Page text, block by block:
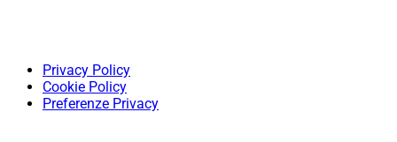
Privacy Policy
Cookie Policy
Preferenze Privacy